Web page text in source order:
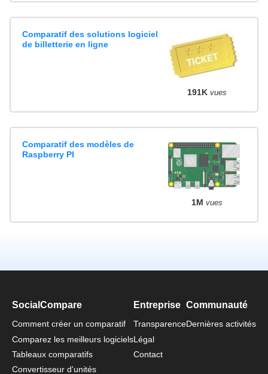
Comparatif des solutions logiciel
de billetterie en ligne
191K vues
Comparatif des modèles de
Raspberry PI
1M vues
SocialCompare
Comment créer un comparatif
Comparez les meilleurs logiciels
Tableaux comparatifs
Convertisseur d'unités
Entreprise
Transparence
Légal
Contact
Communauté
Dernières activités